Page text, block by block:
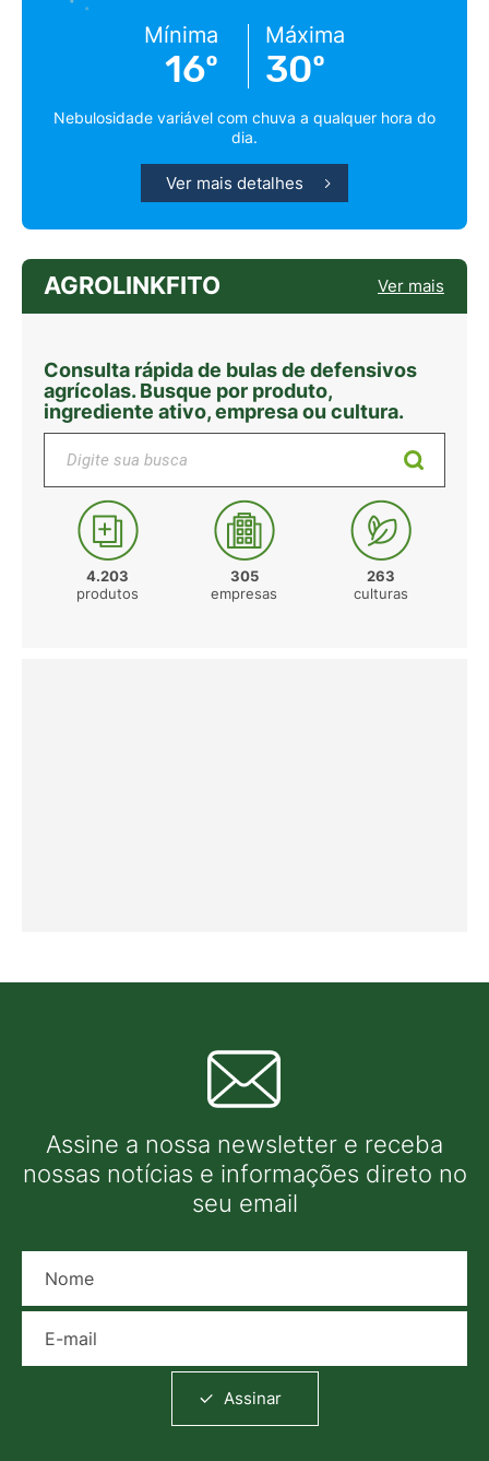
Mínima
16º
Máxima
30º
Nebulosidade variável com chuva a qualquer hora do
dia.
Ver mais detalhes
AGROLINKFITO Ver mais
Consulta rápida de bulas de defensivos
agrícolas. Busque por produto,
ingrediente ativo, empresa ou cultura.
4.203
produtos
305
empresas
263
culturas
Assine a nossa newsletter e receba
nossas notícias e informações direto no
seu email
Assinar